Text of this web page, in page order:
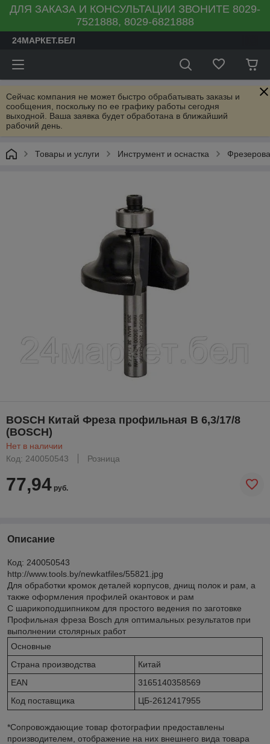
ДЛЯ ЗАКАЗА И КОНСУЛЬТАЦИИ ЗВОНИТЕ 8029-
7521888, 8029-6821888
24МАРКЕТ.БЕЛ
Сейчас компания не может быстро обрабатывать заказы и
сообщения, поскольку по ее графику работы сегодня
выходной. Ваша заявка будет обработана в ближайший
рабочий день.
Товары и услуги Инструмент и оснастка
BOSCH Китай Фреза профильная B 6,3/17/8
(BOSCH)
Нет в наличии
Код: 240050543
Розница
77,94 руб.
Описание
Код: 240050543
http://www.tools.by/newkatfiles/55821.jpg
Для обработки кромок деталей корпусов, днищ полок и рам, а
также оформления профилей окантовок и рам
С шарикоподшипником для простого ведения по заготовке
Профильная фреза Bosch для оптимальных результатов при
выполнении столярных работ
Основные
Страна производства
Китай
EAN
3165140358569
Код поставщика
ЦБ-2612417955
*Сопровождающие товар фотографии предоставлены
производителем, отображение на них внешнего вида товара